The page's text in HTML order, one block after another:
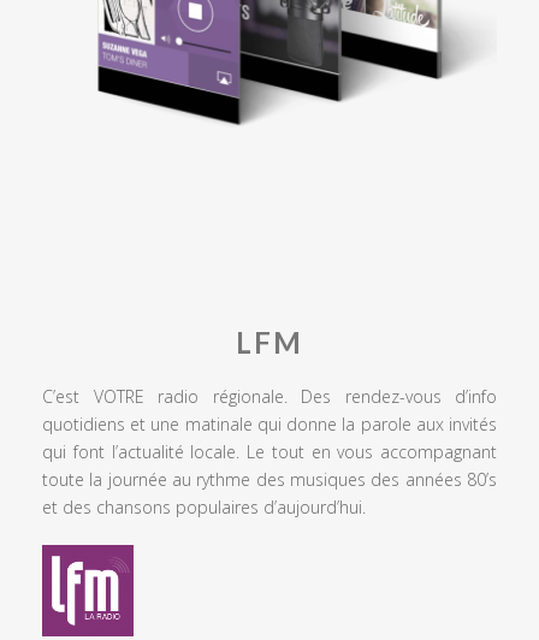
LFM
C’est VOTRE radio régionale. Des rendez-vous d’info
quotidiens et une matinale qui donne la parole aux invités
qui font l’actualité locale. Le tout en vous accompagnant
toute la journée au rythme des musiques des années 80’s
et des chansons populaires d’aujourd’hui.